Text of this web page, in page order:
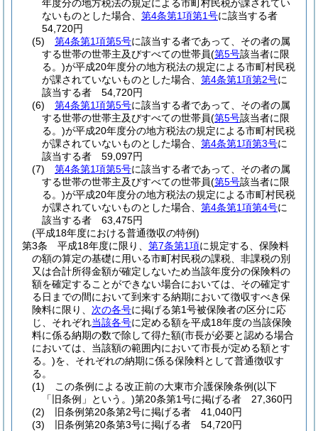
年度分の地方税法の規定による市町村民税が課されてい
ないものとした場合、 第4条第1項第1号に該当する者
54,720円
(5)
第4条第1項第5号に該当する者であって、その者の属
する世帯の世帯主及びすべての世帯員(第5号該当者に限
る。)が平成20年度分の地方税法の規定による市町村民税
が課されていないものとした場合、 第4条第1項第2号に
該当する者 54,720円
(6)
第4条第1項第5号に該当する者であって、その者の属
する世帯の世帯主及びすべての世帯員(第5号該当者に限
る。)が平成20年度分の地方税法の規定による市町村民税
が課されていないものとした場合、 第4条第1項第3号に
該当する者 59,097円
(7)
第4条第1項第5号に該当する者であって、その者の属
する世帯の世帯主及びすべての世帯員(第5号該当者に限
る。)が平成20年度分の地方税法の規定による市町村民税
が課されていないものとした場合、 第4条第1項第4号に
該当する者 63,475円
(平成18年度における普通徴収の特例)
第3条
平成18年度に限り、 第7条第1項に規定する、保険料
の額の算定の基礎に用いる市町村民税の課税、非課税の別
又は合計所得金額が確定しないため当該年度分の保険料の
額を確定することができない場合においては、その確定す
る日までの間において到来する納期において徴収すべき保
険料に限り、 次の各号に掲げる第1号被保険者の区分に応
じ、それぞれ当該各号に定める額を平成18年度の当該保険
料に係る納期の数で除して得た額(市長が必要と認める場合
においては、当該額の範囲内において市長が定める額とす
る。)を、それぞれの納期に係る保険料として普通徴収す
る。
(1)
この条例による改正前の大東市介護保険条例(以下
「旧条例」という。)第20条第1号に掲げる者 27,360円
(2)
旧条例第20条第2号に掲げる者 41,040円
(3)
旧条例第20条第3号に掲げる者 54,720円